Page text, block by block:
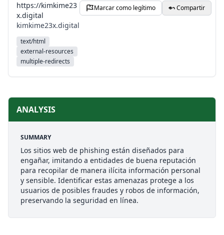
https://kimkime23
x.digital
kimkime23x.digital
text/html
external-resources
multiple-redirects
Marcar como legítimo Compartir
ANALYSIS
SUMMARY
Los sitios web de phishing están diseñados para
engañar, imitando a entidades de buena reputación
para recopilar de manera ilícita información personal
y sensible. Identificar estas amenazas protege a los
usuarios de posibles fraudes y robos de información,
preservando la seguridad en línea.